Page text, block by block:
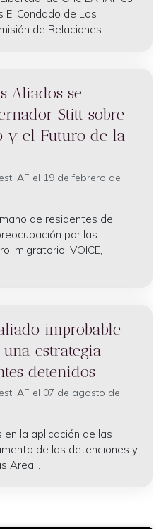
El Condado de Los
de Relaciones...
Aliados se
Stitt sobre
y el Futuro de la
IAF el 19 de febrero de
de residentes de
por las
migratorio, VOICE,
improbable
estrategia
detenidos
IAF el 07 de agosto de
la aplicación de las
de las detenciones y
Area...